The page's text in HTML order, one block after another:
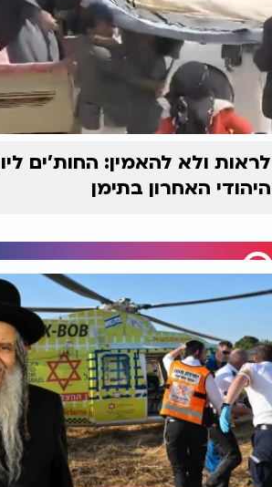
לראות ולא להאמין: החות'ים
היהודי האחרון בתימן